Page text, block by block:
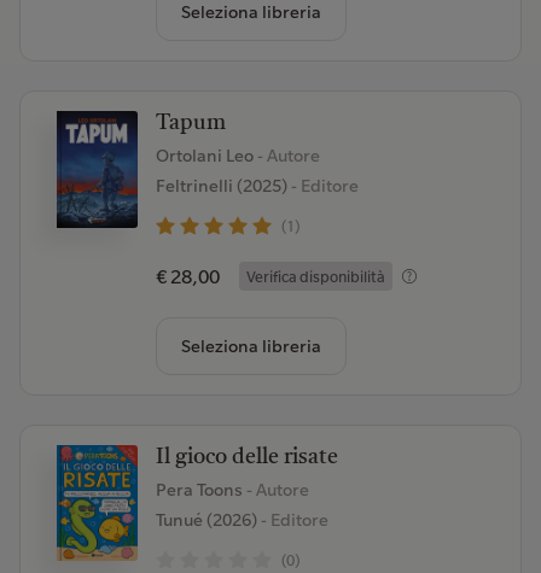
Seleziona libreria
Tapum
Ortolani Leo - Autore
Feltrinelli (2025)- Editore
(1)
€ 28,00 Verifica disponibilità
Seleziona libreria
Il gioco delle risate
Pera Toons - Autore
Tunué (2026)- Editore
(0)